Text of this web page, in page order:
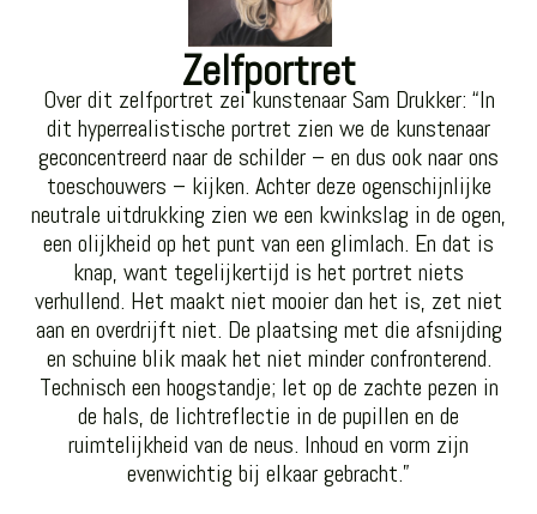
Zelfportret
Over dit zelfportret zei kunstenaar Sam Drukker: “In
dit hyperrealistische portret zien we de kunstenaar
geconcentreerd naar de schilder – en dus ook naar ons
toeschouwers – kijken. Achter deze ogenschijnlijke
neutrale uitdrukking zien we een kwinkslag in de ogen,
een olijkheid op het punt van een glimlach. En dat is
knap, want tegelijkertijd is het portret niets
verhullend. Het maakt niet mooier dan het is, zet niet
aan en overdrijft niet. De plaatsing met die afsnijding
en schuine blik maak het niet minder confronterend.
Technisch een hoogstandje; let op de zachte pezen in
de hals, de lichtreflectie in de pupillen en de
ruimtelijkheid van de neus. Inhoud en vorm zijn
evenwichtig bij elkaar gebracht.”